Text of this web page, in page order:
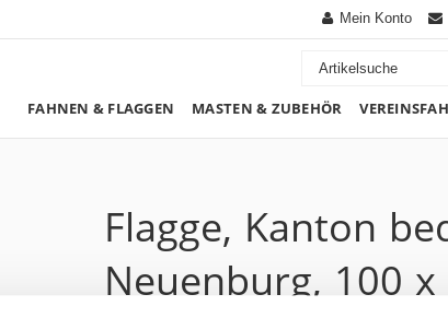
Mein Konto
FAHNEN & FLAGGEN MASTEN & ZUBEHÖR
Flagge, Kanton
Neuenburg, 100 x